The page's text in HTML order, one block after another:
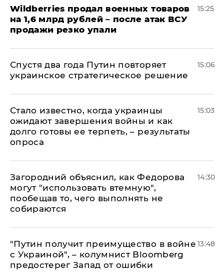
​Wildberries продал военных товаров
на 1,6 млрд рублей – после атак ВСУ
продажи резко упали
15:25
Спустя два года Путин повторяет
украинское стратегическое решение
15:06
Стало известно, когда украинцы
ожидают завершения войны и как
долго готовы ее терпеть, – результаты
опроса
15:03
Загородний объяснил, как Федорова
могут "использовать втемную",
пообещав то, чего выполнять не
собираются
14:30
"Путин получит преимущество в войне
с Украиной", – колумнист Bloomberg
предостерег Запад от ошибки
13:48